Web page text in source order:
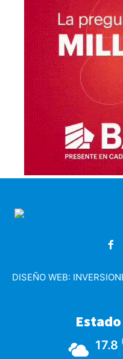
DISEÑO WEB:
17.8